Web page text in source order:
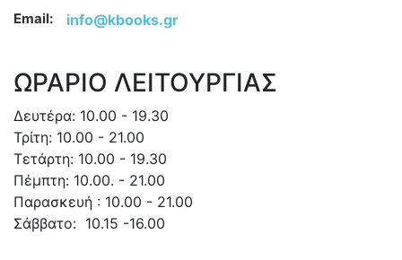
Email: info@kbooks.gr
ΩΡΑΡΙΟ ΛΕΙΤΟΥΡΓΙΑΣ
Δευτέρα: 10.00 - 19.30
Τρίτη: 10.00 - 21.00
Τετάρτη: 10.00 - 19.30
Πέμπτη: 10.00. - 21.00
Παρασκευή : 10.00 - 21.00
Σάββατο: 10.15 -16.00